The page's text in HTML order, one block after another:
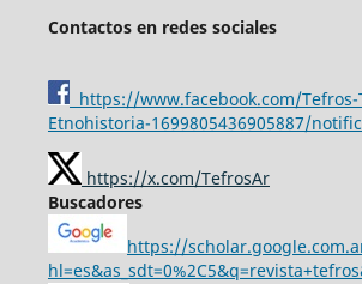
Contactos en redes sociales
https://www.facebook.com/Tefros-
Etnohistoria-1699805436905887/
https://x.com/TefrosAr
Buscadores
https://